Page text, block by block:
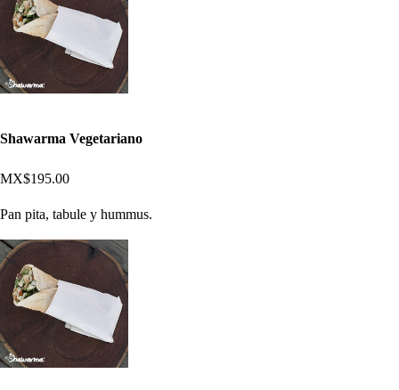
Shawarma Vegetariano
MX$195.00
Pan pita, tabule y hummus.